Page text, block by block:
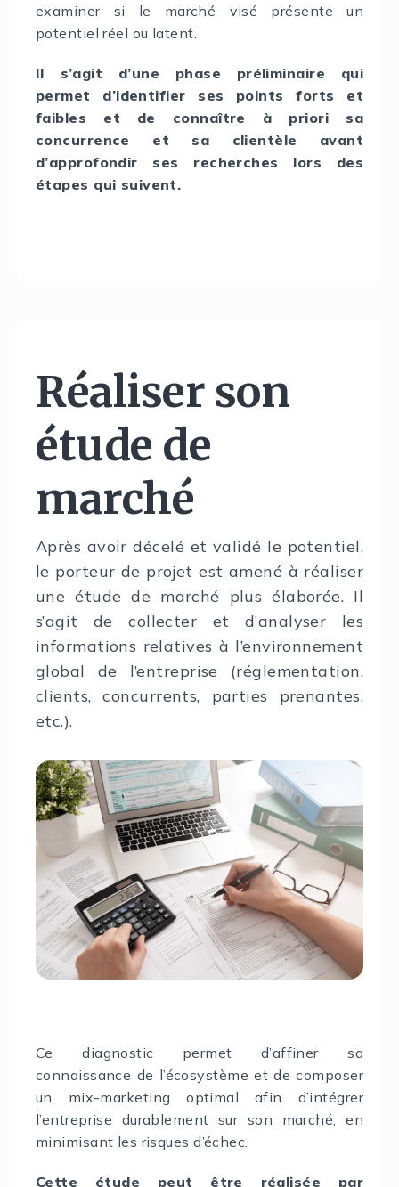
examiner si le marché visé présente un
potentiel réel ou latent.
Il s’agit d’une phase préliminaire qui
permet d’identifier ses points forts et
faibles et de connaître à priori sa
concurrence et sa clientèle avant
d’approfondir ses recherches lors des
étapes qui suivent.
Réaliser son
étude de
marché
Après avoir décelé et validé le potentiel,
le porteur de projet est amené à réaliser
une étude de marché plus élaborée. Il
s’agit de collecter et d’analyser les
informations relatives à l’environnement
global de l’entreprise (réglementation,
clients, concurrents, parties prenantes,
etc.).
Ce diagnostic permet d’affiner sa
connaissance de l’écosystème et de composer
un mix-marketing optimal afin d’intégrer
l’entreprise durablement sur son marché, en
minimisant les risques d’échec.
Cette étude peut être réalisée par